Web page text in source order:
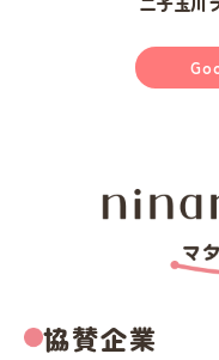
協賛企業